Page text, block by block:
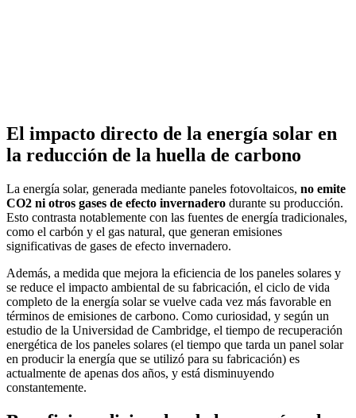
El impacto directo de la energía solar en
la reducción de la huella de carbono
La energía solar, generada mediante paneles fotovoltaicos, no emite
CO2 ni otros gases de efecto invernadero durante su producción.
Esto contrasta notablemente con las fuentes de energía tradicionales,
como el carbón y el gas natural, que generan emisiones
significativas de gases de efecto invernadero.
Además, a medida que mejora la eficiencia de los paneles solares y
se reduce el impacto ambiental de su fabricación, el ciclo de vida
completo de la energía solar se vuelve cada vez más favorable en
términos de emisiones de carbono. Como curiosidad, y según un
estudio de la Universidad de Cambridge, el tiempo de recuperación
energética de los paneles solares (el tiempo que tarda un panel solar
en producir la energía que se utilizó para su fabricación) es
actualmente de apenas dos años, y está disminuyendo
constantemente.